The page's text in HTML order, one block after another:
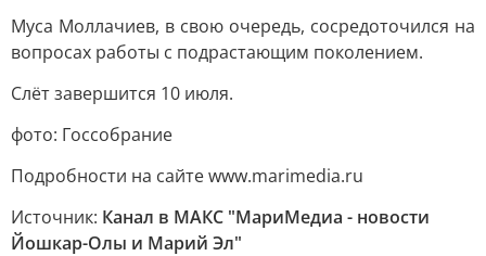
Муса Моллачиев, в свою очередь, сосредоточился на
вопросах работы с подрастающим поколением.
Слёт завершится 10 июля.
фото: Госсобрание
Подробности на сайте www.marimedia.ru
Источник: Канал в МАКС "МариМедиа - новости
Йошкар-Олы и Марий Эл"